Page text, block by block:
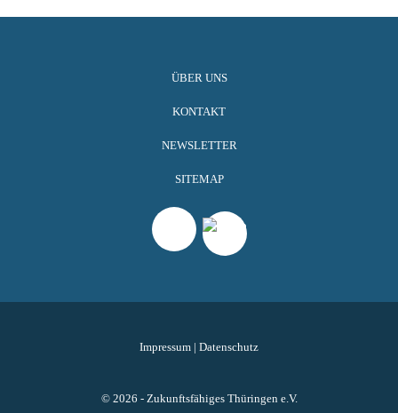
ÜBER UNS
KONTAKT
NEWSLETTER
SITEMAP
Impressum Datenschutz
© 2026 - Zukunftsfähiges Thüringen e.V.